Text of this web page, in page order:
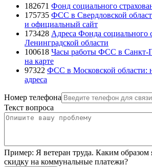
182671 Фонд социального
175735 ФСС в Свердловской
и официальный сайт
173428 Адреса Фонда социального
Ленинградской области
100618 Часы работы ФСС в Санкт-
на карте
97322 ФСС в Московской области:
адреса
Номер телефона
Текст вопроса
Пример: Я ветеран труда. Каким
скидку на коммунальные платежи?